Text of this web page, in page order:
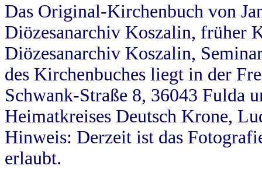
Das Original-Kirchenbuch von
Diözesanarchiv Koszalin, früher
Diözesanarchiv Koszalin,
des Kirchenbuches liegt in der
Schwank-Straße 8, 36043 Fulda
Heimatkreises Deutsch Krone,
Hinweis: Derzeit ist das
erlaubt.